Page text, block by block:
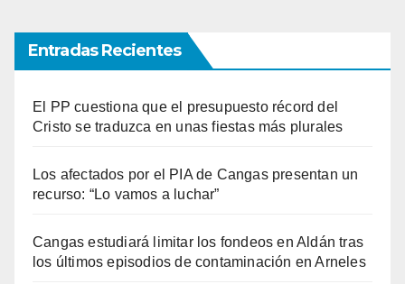
Entradas Recientes
El PP cuestiona que el presupuesto récord del
Cristo se traduzca en unas fiestas más plurales
Los afectados por el PIA de Cangas presentan un
recurso: “Lo vamos a luchar”
Cangas estudiará limitar los fondeos en Aldán tras
los últimos episodios de contaminación en Arneles